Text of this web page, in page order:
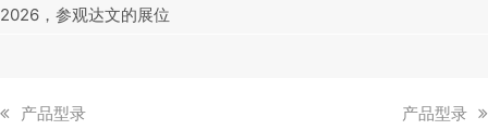
2026，参观达文的展位
上
产品型录
下
产品型录